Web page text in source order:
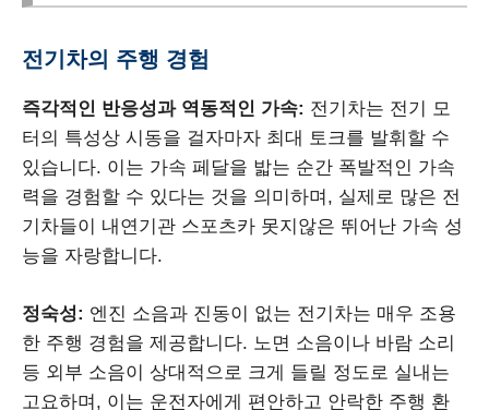
전기차의 주행 경험
즉각적인 반응성과 역동적인 가속: 전기차는 전기 모
터의 특성상 시동을 걸자마자 최대 토크를 발휘할 수
있습니다. 이는 가속 페달을 밟는 순간 폭발적인 가속
력을 경험할 수 있다는 것을 의미하며, 실제로 많은 전
기차들이 내연기관 스포츠카 못지않은 뛰어난 가속 성
능을 자랑합니다.
정숙성: 엔진 소음과 진동이 없는 전기차는 매우 조용
한 주행 경험을 제공합니다. 노면 소음이나 바람 소리
등 외부 소음이 상대적으로 크게 들릴 정도로 실내는
고요하며, 이는 운전자에게 편안하고 안락한 주행 환